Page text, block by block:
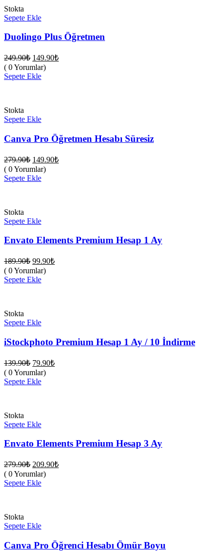
Stokta
Sepete Ekle
Duolingo Plus Öğretmen
249.90₺ Orijinal
fiyat:
249.90₺.
149.90₺Şu
( 0 Yorumlar)
Sepete Ekle
Stokta
Sepete Ekle
Canva Pro Öğretmen Hesabı Süresiz
279.90₺ Orijinal
fiyat:
279.90₺.
149.90₺Şu
( 0 Yorumlar)
Sepete Ekle
Stokta
Sepete Ekle
Envato Elements Premium Hesap 1 Ay
189.90₺ Orijinal
fiyat:
189.90₺.
99.90₺Şu
( 0 Yorumlar)
Sepete Ekle
Stokta
Sepete Ekle
iStockphoto Premium Hesap 1 Ay / 10 İndirme
139.90₺ Orijinal
fiyat:
139.90₺.
79.90₺Şu
( 0 Yorumlar)
Sepete Ekle
Stokta
Sepete Ekle
Envato Elements Premium Hesap 3 Ay
279.90₺ Orijinal
fiyat:
279.90₺.
209.90₺Şu
( 0 Yorumlar)
Sepete Ekle
Stokta
Sepete Ekle
Canva Pro Öğrenci Hesabı Ömür Boyu